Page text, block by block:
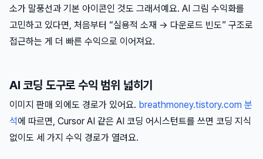
소가 말풍선과 기본 아이콘인 것도 그래서예요. AI 그림 수익화를
고민하고 있다면, 처음부터 “실용적 소재 → 다운로드 빈도” 구조로
접근하는 게 더 빠른 수익으로 이어져요.
AI 코딩 도구로 수익 범위 넓히기
이미지 판매 외에도 경로가 있어요. breathmoney.tistory.com 분
석에 따르면, Cursor AI 같은 AI 코딩 어시스턴트를 쓰면 코딩 지식
없이도 세 가지 수익 경로가 열려요.